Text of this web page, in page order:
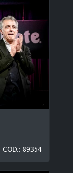
COD.: 89354